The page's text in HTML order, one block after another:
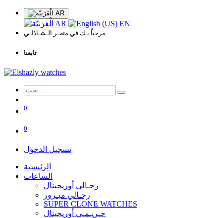
AR
AR EN
مرحباً بـك في متجـر الـشـاذلـي
تابعنا
0
0
تسجيل الدخول
الرئيسية
الساعات
رجـالي أوريجينال
رجـالي ميـرور
SUPER CLONE WATCHES
حـريـمـي أوريجينال